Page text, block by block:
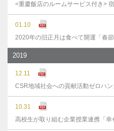
<重慶飯店のルームサービス付き>
01.10
2020年の旧正月は食べて開運「春節
2019
12.11
CSR地域社会への貢献活動ゼロハ
10.31
高校生が取り組む企業授業連携「幸